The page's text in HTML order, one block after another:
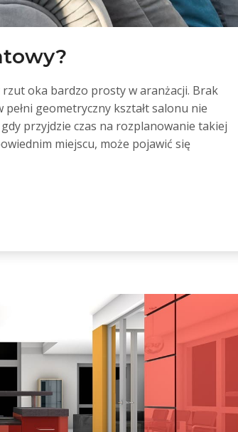
oka bardzo prosty w aranżacji. Brak
geometryczny kształt salonu nie
przyjdzie czas na rozplanowanie takiej
miejscu, może pojawić się